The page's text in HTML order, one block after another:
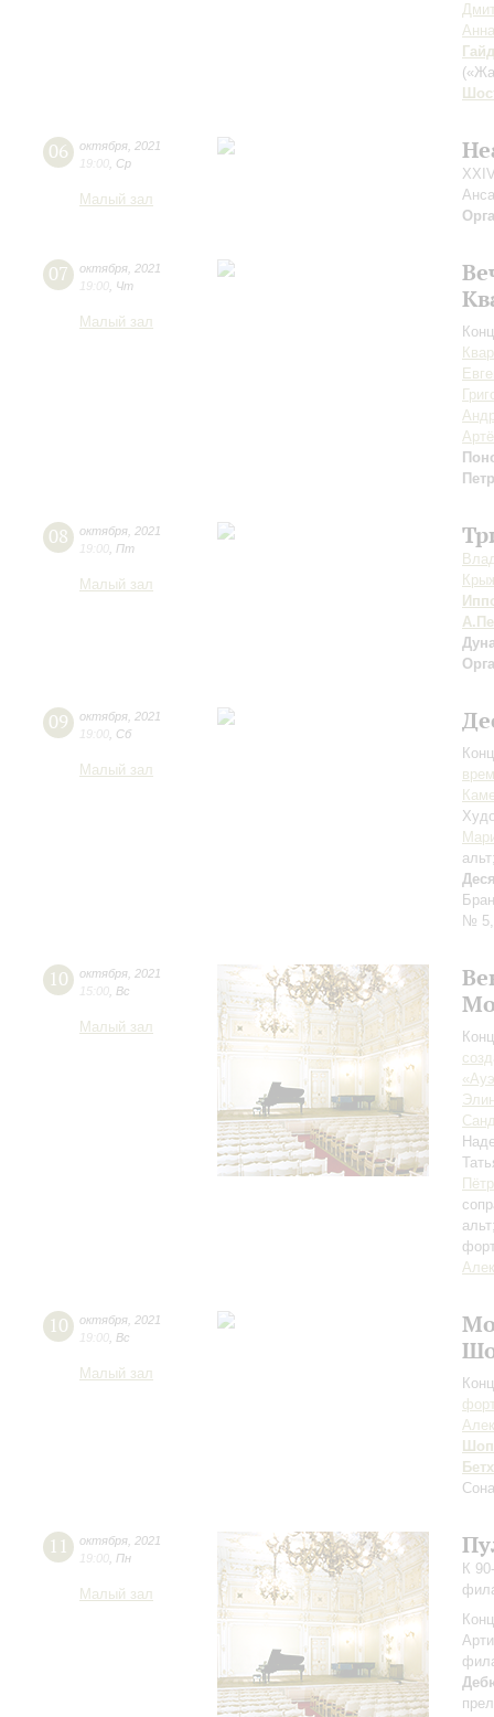
06 октября 2021
19:00 Ср
Малый зал
07 октября 2021
19:00 Чт
Малый зал
08 октября 2021
19:00 Пт
Малый зал
09 октября 2021
19:00 Сб
Малый зал
№ 5,
10 октября 2021
15:00 Вс
Малый зал
10 октября 2021
19:00 Вс
Малый зал
11 октября 2021
19:00 Пн
Малый зал
К